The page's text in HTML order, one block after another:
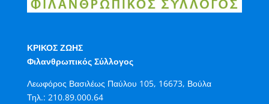
ΚΡΙΚΟΣ ΖΩΗΣ
Φιλανθρωπικός Σύλλογος
Λεωφόρος Βασιλέως Παύλου 105, 16673, Βούλα
Τηλ.: 210.89.000.64